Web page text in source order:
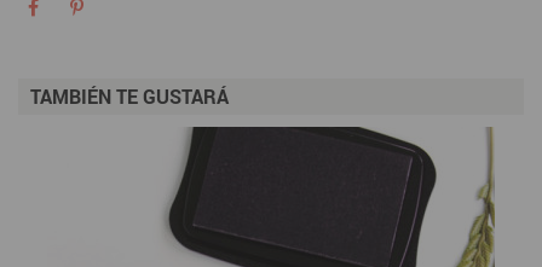
TAMBIÉN TE GUSTARÁ